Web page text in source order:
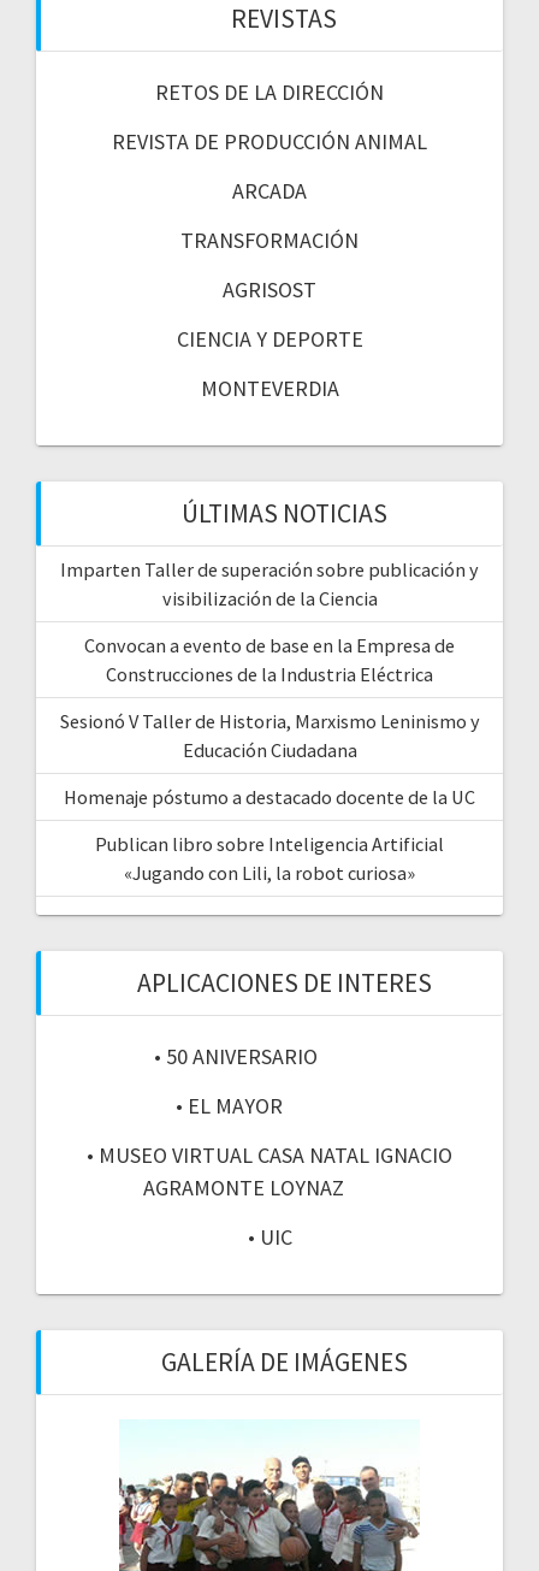
REVISTAS
RETOS DE LA DIRECCIÓN
REVISTA DE PRODUCCIÓN ANIMAL
ARCADA
TRANSFORMACIÓN
AGRISOST
CIENCIA Y DEPORTE
MONTEVERDIA
ÚLTIMAS NOTICIAS
Imparten Taller de superación sobre publicación y
visibilización de la Ciencia
Convocan a evento de base en la Empresa de
Construcciones de la Industria Eléctrica
Sesionó V Taller de Historia, Marxismo Leninismo y
Educación Ciudadana
Homenaje póstumo a destacado docente de la UC
Publican libro sobre Inteligencia Artificial
«Jugando con Lili, la robot curiosa»
APLICACIONES DE INTERES
• 50 ANIVERSARIO
• EL MAYOR
• MUSEO VIRTUAL CASA NATAL IGNACIO
AGRAMONTE LOYNAZ
• UIC
GALERÍA DE IMÁGENES